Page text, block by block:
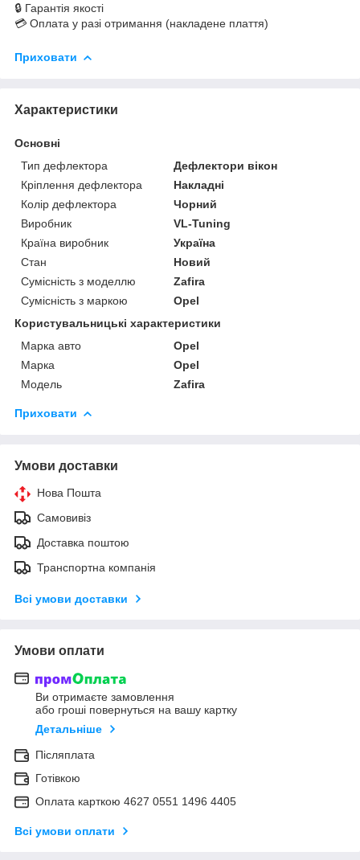
🔒 Гарантія якості
💳 Оплата у разі отримання (накладене плаття)
Приховати
Характеристики
Основні
Тип дефлектора
Дефлектори вікон
Кріплення дефлектора
Накладні
Колір дефлектора
Чорний
Виробник
VL-Tuning
Країна виробник
Україна
Стан
Новий
Сумісність з моделлю
Zafira
Сумісність з маркою
Opel
Користувальницькі характеристики
Марка авто
Opel
Марка
Opel
Модель
Zafira
Приховати
Умови доставки
Нова Пошта
Самовивіз
Доставка поштою
Транспортна компанія
Всі умови доставки
Умови оплати
Ви отримаєте замовлення
або гроші повернуться на вашу картку
Детальніше
Післяплата
Готівкою
Оплата карткою 4627 0551 1496 4405
Всі умови оплати